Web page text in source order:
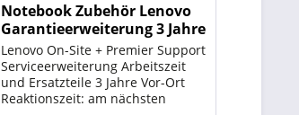
Notebook Zubehör Lenovo
Garantieerweiterung 3 Jahre
Lenovo On-Site + Premier Support
Serviceerweiterung Arbeitszeit
und Ersatzteile 3 Jahre Vor-Ort
Reaktionszeit: am nächsten